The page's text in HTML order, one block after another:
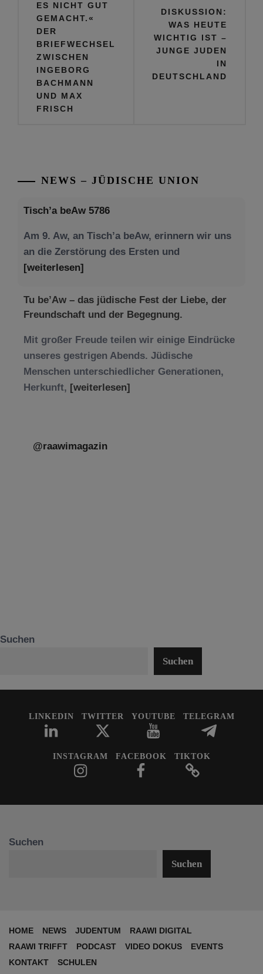
ES NICHT GUT
GEMACHT.«
DER
BRIEFWECHSEL
ZWISCHEN
INGEBORG
BACHMANN
UND MAX
FRISCH
DISKUSSION:
WAS HEUTE
WICHTIG IST –
JUNGE JUDEN
IN
DEUTSCHLAND
NEWS – JÜDISCHE UNION
Tisch’a beAw 5786
Am 9. Aw, an Tisch’a beAw, erinnern wir uns
an die Zerstörung des Ersten und
[weiterlesen]
Tu be’Aw – das jüdische Fest der Liebe, der
Freundschaft und der Begegnung.
Mit großer Freude teilen wir einige Eindrücke
unseres gestrigen Abends. Jüdische
Menschen unterschiedlicher Generationen,
Herkunft, [weiterlesen]
@raawimagazin
Suchen
Suchen
LINKEDIN TWITTER YOUTUBE TELEGRAM
INSTAGRAM FACEBOOK TIKTOK
Suchen
Suchen
HOME NEWS JUDENTUM
RAAWI DIGITAL
RAAWI TRIFFT
PODCAST VIDEO DOKUS
EVENTS
KONTAKT
SCHULEN